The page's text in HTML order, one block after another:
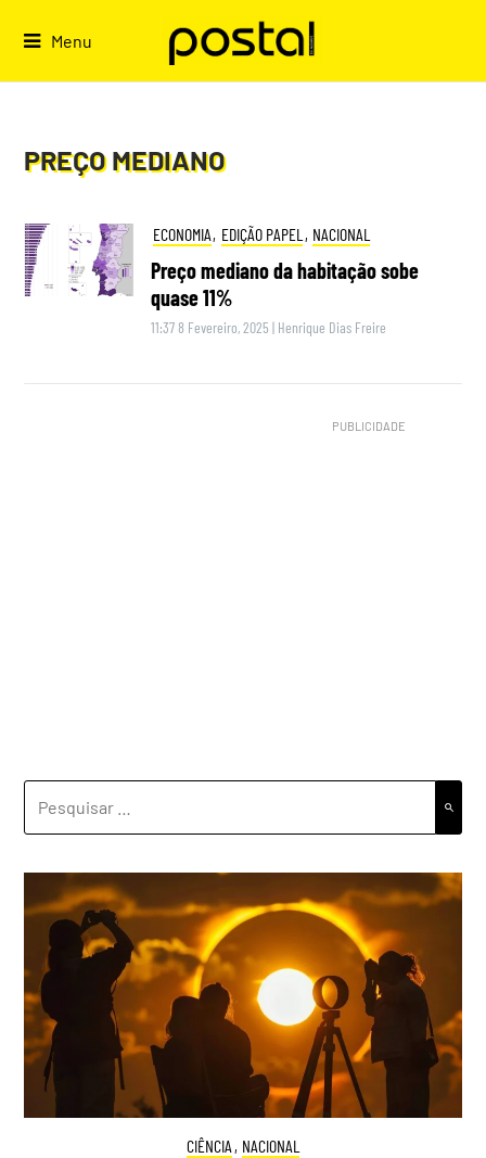
Menu
PREÇO MEDIANO
ECONOMIA, EDIÇÃO PAPEL , NACIONAL
Preço mediano da habitação sobe
quase 11%
11:37 8 Fevereiro, 2025 | Henrique Dias Freire
CIÊNCIA , NACIONAL